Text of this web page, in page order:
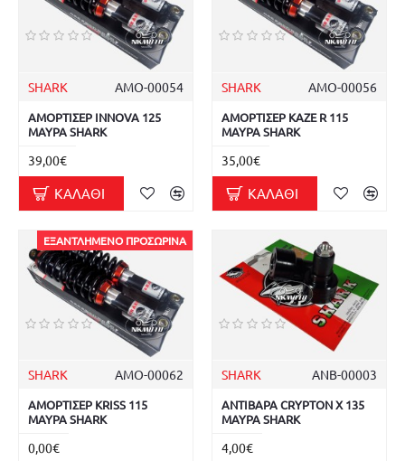
SHARK ΑΜΟ-00054
ΑΜΟΡΤΙΣΕΡ INNOVA 125
ΜΑΥΡΑ SHARK
39,00€
ΚΑΛΆΘΙ
SHARK ΑΜΟ-00056
ΑΜΟΡΤΙΣΕΡ KAZE R 115
ΜΑΥΡΑ SHARK
35,00€
ΚΑΛΆΘΙ
ΕΞΑΝΤΛΗΜΈΝΟ ΠΡΟΣΩΡΙΝΆ
SHARK ΑΜΟ-00062
ΑΜΟΡΤΙΣΕΡ KRISS 115
ΜΑΥΡΑ SHARK
0,00€
SHARK ΑΝΒ-00003
ΑΝΤΙΒΑΡΑ CRYPTON X 135
ΜΑΥΡΑ SHARK
4,00€